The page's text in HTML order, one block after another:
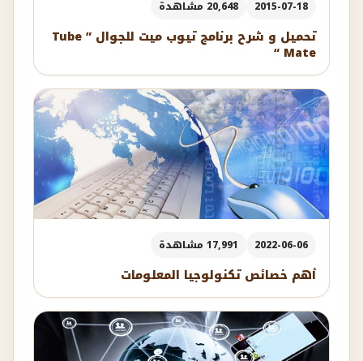
2015-07-18 20,648 مشاهدة
تحميل و شرح برنامج تيوب ميت للجوال ” Tube
Mate “
2022-06-06 17,991 مشاهدة
أهم خصائص تكنولوجيا المعلومات